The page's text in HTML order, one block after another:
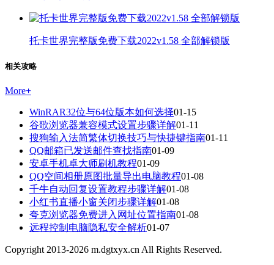
托卡世界完整版免费下载2022v1.58 全部解锁版
相关攻略
More+
WinRAR32位与64位版本如何选择01-15
谷歌浏览器兼容模式设置步骤详解01-11
搜狗输入法简繁体切换技巧与快捷键指南01-11
QQ邮箱已发送邮件查找指南01-09
安卓手机卓大师刷机教程01-09
QQ空间相册原图批量导出电脑教程01-08
千牛自动回复设置教程步骤详解01-08
小红书直播小窗关闭步骤详解01-08
夸克浏览器免费进入网址位置指南01-08
远程控制电脑隐私安全解析01-07
Copyright 2013-2026 m.dgtxyx.cn All Rights Reserved.